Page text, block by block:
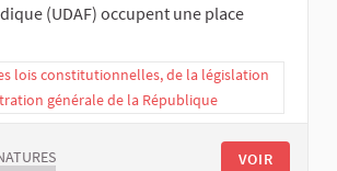
(UDAF) occupent une place
lois constitutionnelles, de la législation
générale de la République
VOIR